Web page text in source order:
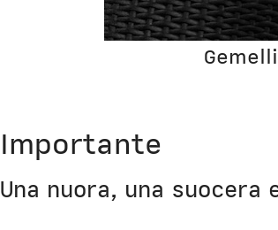
Importante
Una nuora, una suocera